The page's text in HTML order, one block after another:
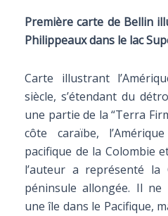
Première carte de Bellin
Philippeaux dans le lac
Carte illustrant
siècle, s’étendant du
une partie de la “Terra
côte caraïbe,
pacifique de la Colombie
l’auteur a représenté la
péninsule allongée. Il
une île dans le Pacifique,